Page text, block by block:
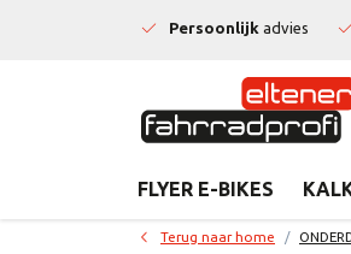
Persoonlijk advies
FLYER E-BIKES
Terug naar home